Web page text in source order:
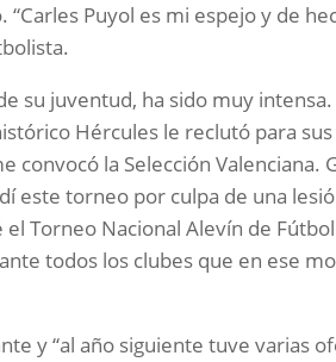
Puyol es mi espejo y de
su juventud, ha sido muy intensa.
Hércules le reclutó para
convocó la Selección Valenciana.
este torneo por culpa de una
el Torneo Nacional Alevín de
todos los clubes que en ese
y “al año siguiente tuve varias